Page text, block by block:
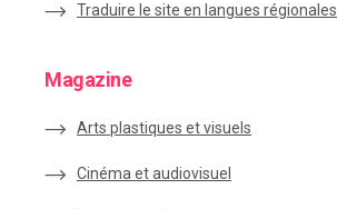
Traduire le site en langues régionales
Magazine
Arts plastiques et visuels
Cinéma et audiovisuel